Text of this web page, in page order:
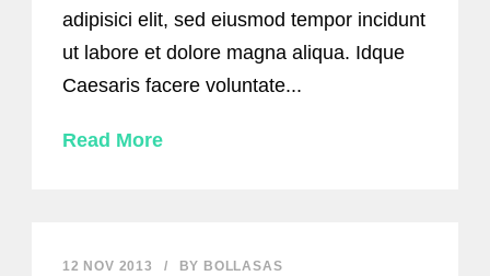
adipisici elit, sed eiusmod tempor incidunt
ut labore et dolore magna aliqua. Idque
Caesaris facere voluntate...
Read More
12 NOV 2013 / BY BOLLASAS